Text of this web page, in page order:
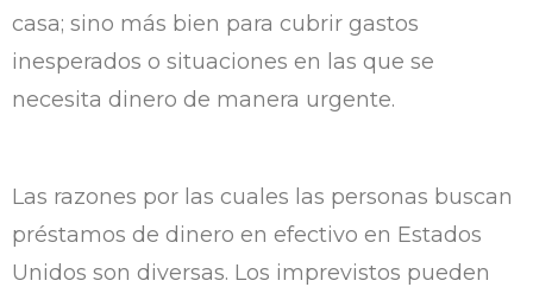
casa; sino más bien para cubrir gastos
inesperados o situaciones en las que se
necesita dinero de manera urgente.
Las razones por las cuales las personas buscan
préstamos de dinero en efectivo en Estados
Unidos son diversas. Los imprevistos pueden